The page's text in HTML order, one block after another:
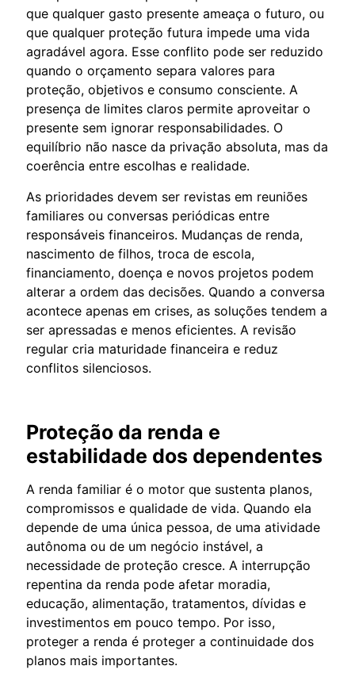
que qualquer gasto presente ameaça o futuro, ou
que qualquer proteção futura impede uma vida
agradável agora. Esse conflito pode ser reduzido
quando o orçamento separa valores para
proteção, objetivos e consumo consciente. A
presença de limites claros permite aproveitar o
presente sem ignorar responsabilidades. O
equilíbrio não nasce da privação absoluta, mas da
coerência entre escolhas e realidade.
As prioridades devem ser revistas em reuniões
familiares ou conversas periódicas entre
responsáveis financeiros. Mudanças de renda,
nascimento de filhos, troca de escola,
financiamento, doença e novos projetos podem
alterar a ordem das decisões. Quando a conversa
acontece apenas em crises, as soluções tendem a
ser apressadas e menos eficientes. A revisão
regular cria maturidade financeira e reduz
conflitos silenciosos.
Proteção da renda e
estabilidade dos dependentes
A renda familiar é o motor que sustenta planos,
compromissos e qualidade de vida. Quando ela
depende de uma única pessoa, de uma atividade
autônoma ou de um negócio instável, a
necessidade de proteção cresce. A interrupção
repentina da renda pode afetar moradia,
educação, alimentação, tratamentos, dívidas e
investimentos em pouco tempo. Por isso,
proteger a renda é proteger a continuidade dos
planos mais importantes.